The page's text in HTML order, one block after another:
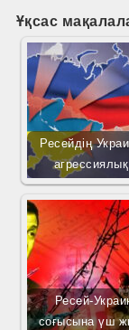
Ұқсас
Ресейдің
Ресей-
соғысына үш